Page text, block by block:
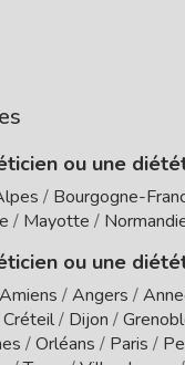
ou une
/ Bourgogne-
/ Mayotte /
ou une
Amiens /Angers /
Créteil/ Dijon /
/Orléans / Paris /